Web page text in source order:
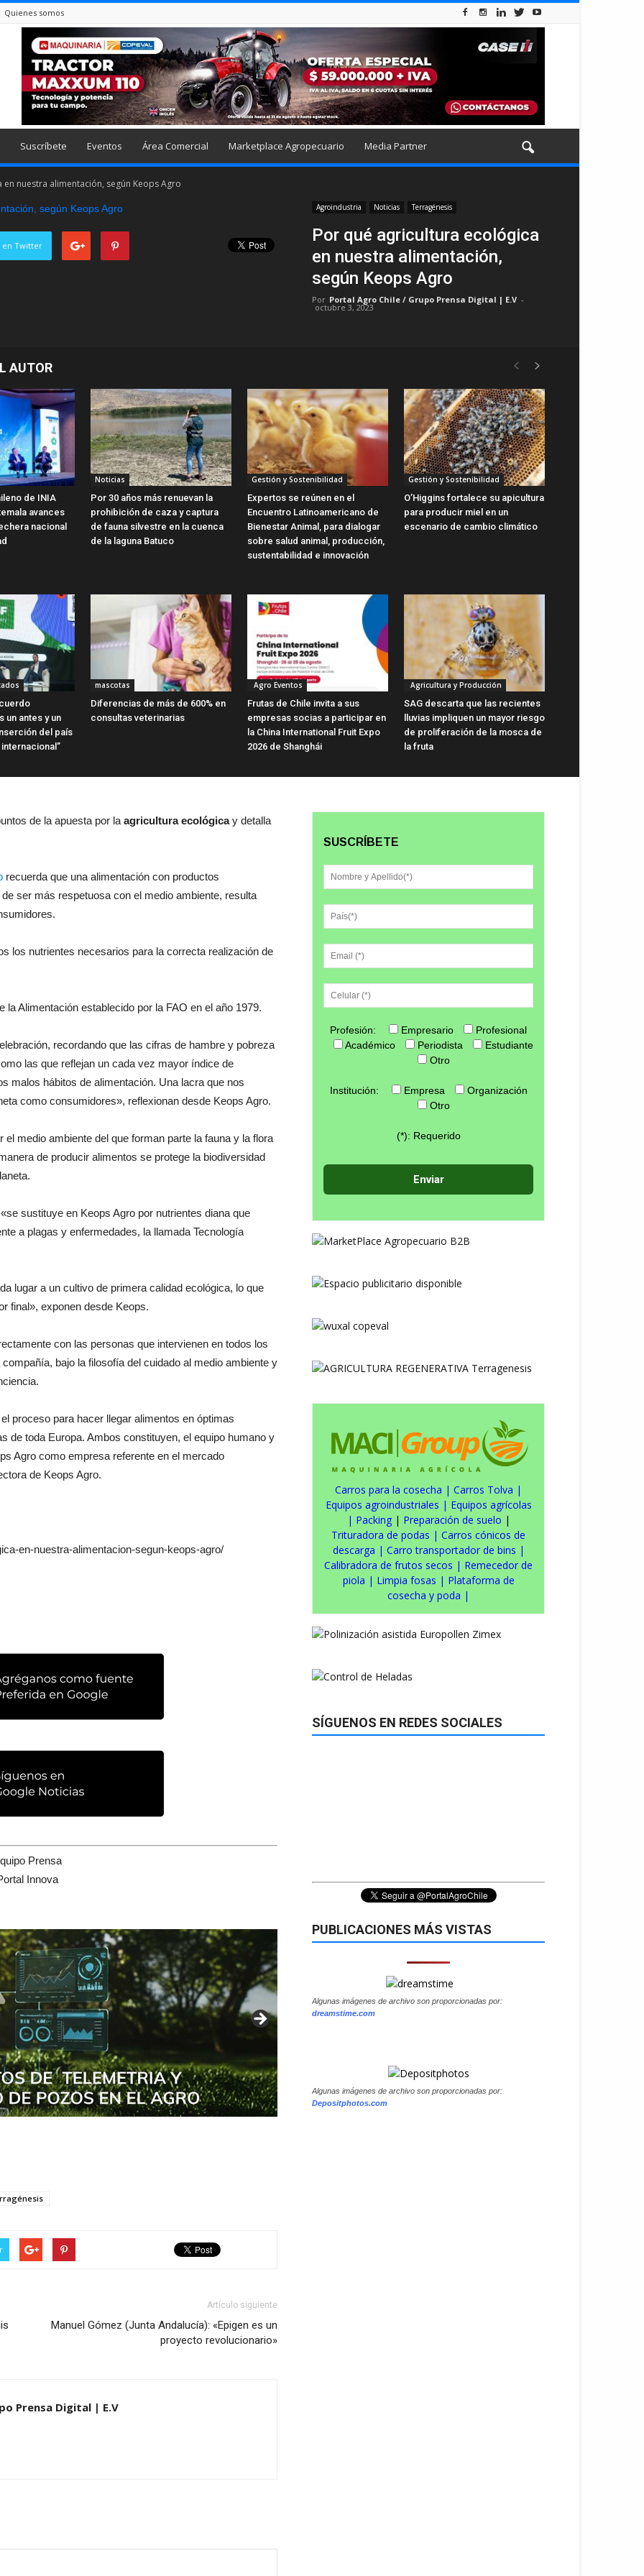
Quienes somos
Suscríbete Eventos Área Comercial Marketplace Agropecuario Media Partner
nuestra alimentación, según Keops Agro
Agroindustria Noticias Terragénesis
Por qué agricultura ecológica
en nuestra alimentación,
según Keops Agro
Por Portal Agro Chile / Grupo Prensa Digital | E.V -
octubre 3, 2023
Twitter
AUTOR
de INIA
avances
nacional
Noticias
Por 30 años más renuevan la
prohibición de caza y captura
de fauna silvestre en la cuenca
de la laguna Batuco
Gestión y Sostenibilidad
Expertos se reúnen en el
Encuentro Latinoamericano de
Bienestar Animal, para dialogar
sobre salud animal, producción,
sustentabilidad e innovación
Gestión y Sostenibilidad
O’Higgins fortalece su apicultura
para producir miel en un
escenario de cambio climático
un antes y un
del país
mascotas
Diferencias de más de 600% en
consultas veterinarias
Agro Eventos
Frutas de Chile invita a sus
empresas socias a participar en
la China International Fruit Expo
2026 de Shanghái
Agricultura y Producción
SAG descarta que las recientes
lluvias impliquen un mayor riesgo
de proliferación de la mosca de
la fruta
de la apuesta por la agricultura ecológicay detalla
recuerda que una alimentación con productos
ser más respetuosa con el medio ambiente, resulta
los nutrientes necesarios para la correcta realización de
Alimentación establecido por la FAO en el año 1979.
recordando que las cifras de hambre y pobreza
las que reflejan un cada vez mayor índice de
malos hábitos de alimentación. Una lacra que nos
como consumidores», reflexionan desde Keops Agro.
medio ambiente del que forman parte la fauna y la flora
de producir alimentos se protege la biodiversidad
sustituye en Keops Agro por nutrientes diana que
a plagas y enfermedades, la llamada Tecnología
lugar a un cultivo de primera calidad ecológica, lo que
final», exponen desde Keops.
con las personas que intervienen en todos los
bajo la filosofía del cuidado al medio ambiente y
proceso para hacer llegar alimentos en óptimas
de toda Europa. Ambos constituyen, el equipo humano y
Agro como empresa referente en el mercado
de Keops Agro.
en-nuestra-alimentacion-segun-keops-agro/
Prensa
Innova
Artículo siguiente
Manuel Gómez (Junta Andalucía): «Epigen es un
proyecto revolucionario»
Prensa Digital | E.V
SUSCRÍBETE
Profesión: Empresario
Profesional
Académico
Periodista
Estudiante
Otro
Institución: Empresa
Organización
Otro
(*): Requerido
Carros para la cosecha | Carros Tolva |
Equipos agroindustriales | Equipos agrícolas
| Packing| Preparación de suelo |
Trituradora de podas | Carros cónicos de
descarga | Carro transportador de bins |
Calibradora de frutos secos | Remecedor de
piola | Limpia fosas | Plataforma de
cosecha y poda |
SÍGUENOS EN REDES SOCIALES
PUBLICACIONES MÁS VISTAS
Algunas imágenes de archivo son proporcionadas por:
dreamstime.com
Algunas imágenes de archivo son proporcionadas por:
Depositphotos.com